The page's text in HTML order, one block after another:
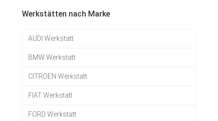
Werkstätten nach Marke
AUDI Werkstatt
BMW Werkstatt
CITROEN Werkstatt
FIAT Werkstatt
FORD Werkstatt